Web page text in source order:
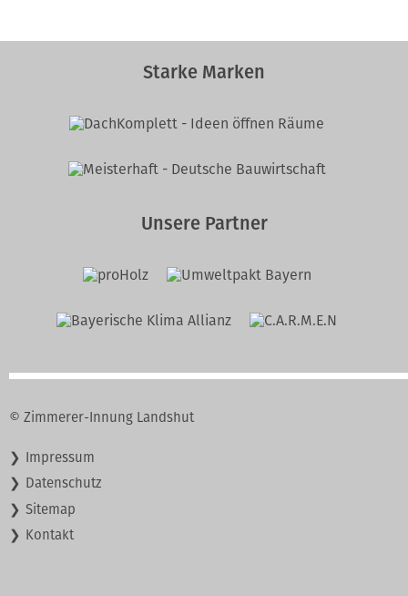
Starke Marken
Unsere Partner
© Zimmerer-Innung Landshut
Navigation
überspringen
Impressum
Datenschutz
Sitemap
Kontakt